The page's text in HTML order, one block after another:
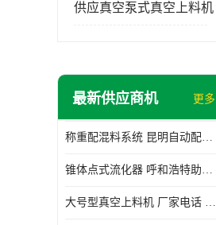
供应真空泵式真空上料机
最新供应商机 更多
称重配混料系统 昆明自动配料系统 厂家电话
锥体点式流化器 呼和浩特助流料斗 厂家
大号型真空上料机 厂家电话 武汉粉体料管链机